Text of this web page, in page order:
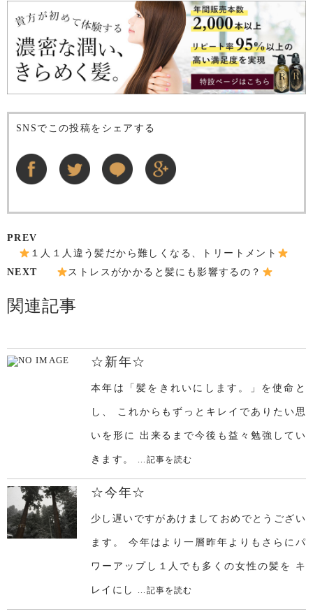
SNSでこの投稿をシェアする
PREV
１人１人違う髪だから難しくなる、トリートメント
NEXT
ストレスがかかると髪にも影響するの？
関連記事
☆新年☆
本年は「髪をきれいにします。」を使命と
し、 これからもずっとキレイでありたい思
いを形に 出来るまで今後も益々勉強してい
きます。 ...記事を読む
☆今年☆
少し遅いですがあけましておめでとうござい
ます。 今年はより一層昨年よりもさらにパ
ワーアップし１人でも多くの女性の髪を キ
レイにし ...記事を読む